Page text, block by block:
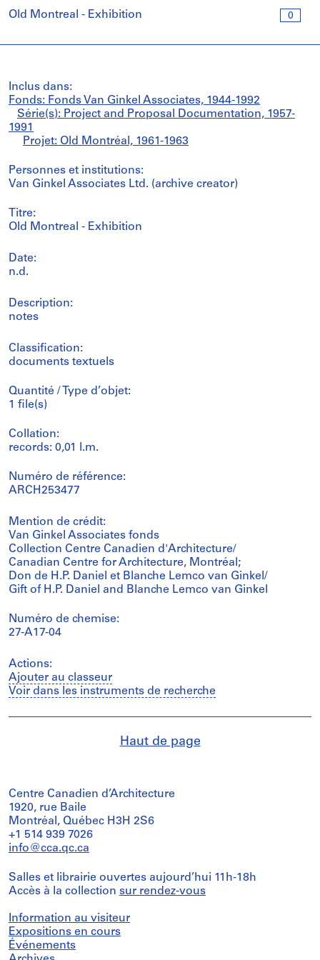
0
Old Montreal - Exhibition
Inclus dans:
Fonds: Fonds Van Ginkel Associates, 1944-1992
Série(s): Project and Proposal Documentation, 1957-
1991
Projet: Old Montréal, 1961-1963
Personnes et institutions:
Van Ginkel Associates Ltd. (archive creator)
Titre:
Old Montreal - Exhibition
Date:
n.d.
Description:
notes
Classification:
documents textuels
Quantité / Type d’objet:
1 file(s)
Collation:
records: 0,01 l.m.
Numéro de référence:
ARCH253477
Mention de crédit:
Van Ginkel Associates fonds
Collection Centre Canadien d'Architecture/
Canadian Centre for Architecture, Montréal;
Don de H.P. Daniel et Blanche Lemco van Ginkel/
Gift of H.P. Daniel and Blanche Lemco van Ginkel
Numéro de chemise:
27-A17-04
Actions:
Ajouter au classeur
Voir dans les instruments de recherche
Haut de page
Centre Canadien d’Architecture
1920, rue Baile
Montréal, Québec H3H 2S6
+1 514 939 7026
info@cca.qc.ca
Salles et librairie ouvertes aujourd’hui 11h-18h
Accès à la collection sur rendez-vous
Information au visiteur
Expositions en cours
Événements